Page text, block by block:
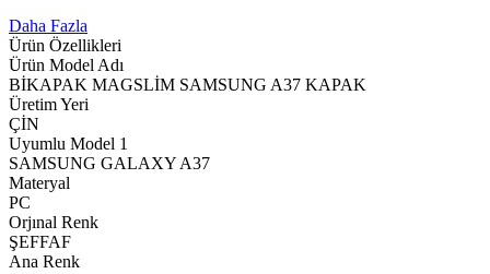
Daha Fazla
Ürün Özellikleri
Ürün Model Adı
BİKAPAK MAGSLİM SAMSUNG A37 KAPAK
Üretim Yeri
ÇİN
Uyumlu Model 1
SAMSUNG GALAXY A37
Materyal
PC
Orjınal Renk
ŞEFFAF
Ana Renk